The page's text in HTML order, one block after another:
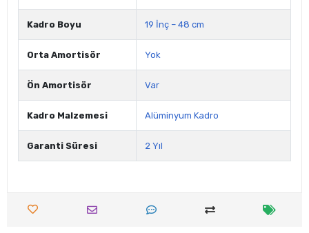
Kadro Boyu 19 İnç – 48 cm
Orta Amortisör Yok
Ön Amortisör Var
Kadro Malzemesi Alüminyum Kadro
Garanti Süresi 2 Yıl